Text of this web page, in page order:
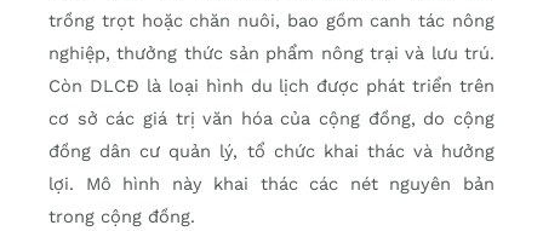
trồng trọt hoặc chăn nuôi, bao gồm canh tác nông
nghiệp, thưởng thức sản phẩm nông trại và lưu trú.
Còn DLCĐ là loại hình du lịch được phát triển trên
cơ sở các giá trị văn hóa của cộng đồng, do cộng
đồng dân cư quản lý, tổ chức khai thác và hưởng
lợi. Mô hình này khai thác các nét nguyên bản
trong cộng đồng.